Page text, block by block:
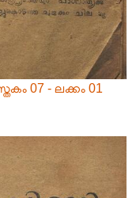
07 - ലക്കം 01